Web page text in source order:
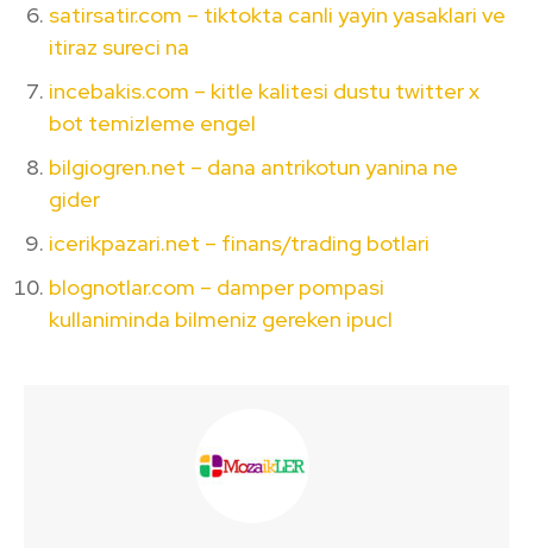
satirsatir.com – tiktokta canli yayin yasaklari ve
itiraz sureci na
incebakis.com – kitle kalitesi dustu twitter x
bot temizleme engel
bilgiogren.net – dana antrikotun yanina ne
gider
icerikpazari.net – finans/trading botlari
blognotlar.com – damper pompasi
kullaniminda bilmeniz gereken ipucl